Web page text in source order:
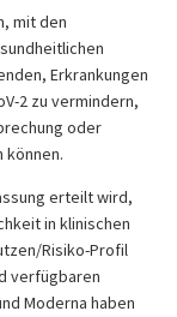
mit den
Erkrankungen
2 zu vermindern,
oder
können.
erteilt wird,
in klinischen
Risiko-Profil
verfügbaren
Moderna haben